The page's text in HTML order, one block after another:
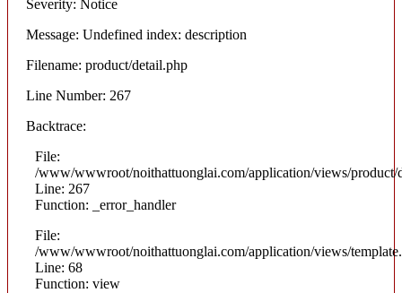
Severity: Notice
Message: Undefined index: description
Filename: product/detail.php
Line Number: 267
Backtrace:
File:
/www/wwwroot/noithattuonglai.com/application/views/product/
Line: 267
Function: _error_handler
File:
/www/wwwroot/noithattuonglai.com/application/views/
Line: 68
Function: view